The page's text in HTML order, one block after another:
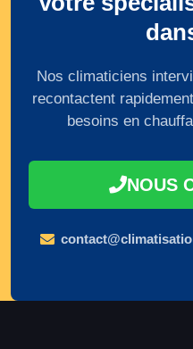
Nos climaticiens
recontactent
besoins en
NOUS